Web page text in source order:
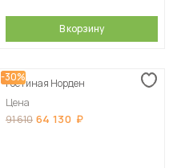
В корзину
-30%
Гостиная Норден
Цена
91 610 64 130